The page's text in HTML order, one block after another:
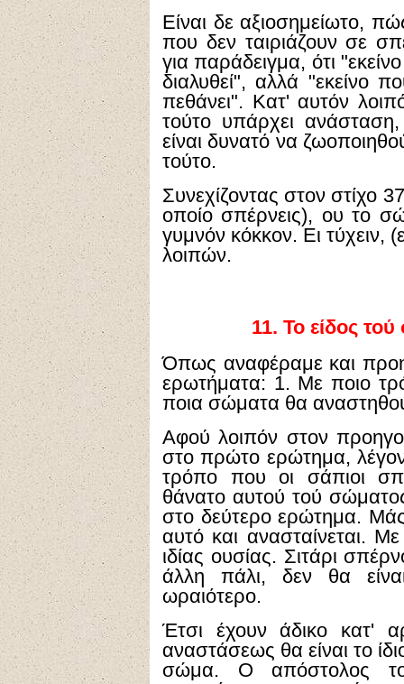
Είναι δε αξιοσημείωτο,
που δεν ταιριάζουν σε
για παράδειγμα, ότι
διαλυθεί", αλλά "εκείνο
πεθάνει". Κατ' αυτόν
τούτο υπάρχει
είναι δυνατό να
τούτο.
Συνεχίζοντας στον στίχο
οποίο σπέρνεις), ου το
γυμνόν κόκκον. Ει τύχειν,
λοιπών.
11. Το είδος
Όπως αναφέραμε και
ερωτήματα: 1. Με ποιο
ποια σώματα θα
Αφού λοιπόν στον
στο πρώτο ερώτημα,
τρόπο που οι σάπιοι
θάνατο αυτού τού
στο δεύτερο ερώτημα.
αυτό και ανασταίνεται.
ιδίας ουσίας. Σιτάρι
άλλη πάλι, δεν θα
ωραιότερο.
Έτσι έχουν άδικο κατ'
αναστάσεως θα είναι το
σώμα. Ο απόστολος